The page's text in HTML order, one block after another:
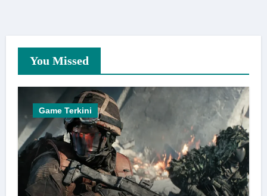
You Missed
Game Terkini